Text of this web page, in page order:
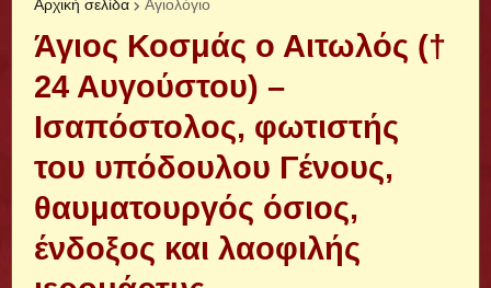
Αρχική σελίδα Αγιολόγιο
Άγιος Κοσμάς ο Αιτωλός (†
24 Αυγούστου) –
Iσαπόστολος, φωτιστής
του υπόδουλου Γένους,
θαυματουργός όσιος,
ένδοξος και λαοφιλής